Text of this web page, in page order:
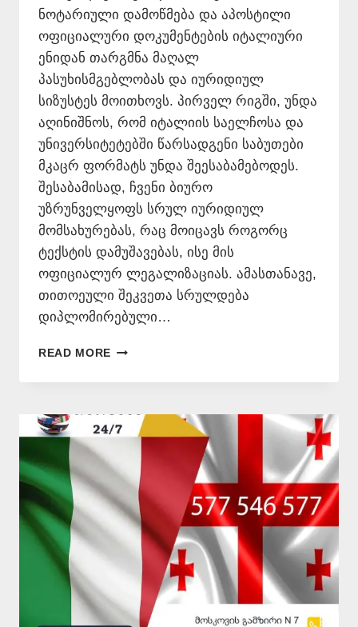
ნოტარიული დამოწმება და აპოსტილი
ოფიციალური დოკუმენტების იტალიური
ენიდან თარგმნა მაღალ
პასუხისმგებლობას და იურიდიულ
სიზუსტეს მოითხოვს. პირველ რიგში, უნდა
აღინიშნოს, რომ იტალიის საელჩოსა და
უნივერსიტეტებში წარსადგენი საბუთები
მკაცრ ფორმატს უნდა შეესაბამებოდეს.
შესაბამისად, ჩვენი ბიურო
უზრუნველყოფს სრულ იურიდიულ
მომსახურებას, რაც მოიცავს როგორც
ტექსტის დამუშავებას, ისე მის
ოფიციალურ ლეგალიზაციას. ამასთანავე,
თითოეული შეკვეთა სრულდება
დიპლომირებული…
READ MORE ᲘᲢᲐᲚᲘᲣᲠᲘ
ᲗᲐᲠᲒᲛᲜᲐ
577
546